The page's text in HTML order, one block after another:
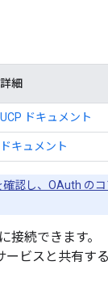
詳細
UCP ドキュメント
ドキュメント
確認し、OAuth の
接続できます。
ービスと共有す